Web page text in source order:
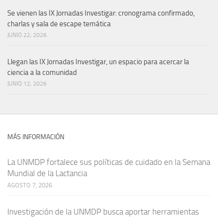
Se vienen las IX Jornadas Investigar: cronograma confirmado,
charlas y sala de escape temática
JUNIO 22, 2026
Llegan las IX Jornadas Investigar, un espacio para acercar la
ciencia a la comunidad
JUNIO 12, 2026
MÁS INFORMACIÓN
La UNMDP fortalece sus políticas de cuidado en la Semana
Mundial de la Lactancia
AGOSTO 7, 2026
Investigación de la UNMDP busca aportar herramientas